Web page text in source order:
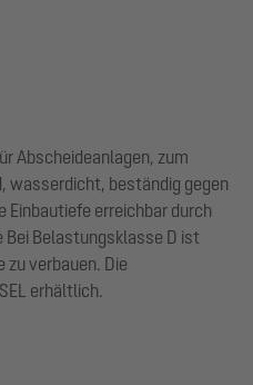
Abscheideanlagen, zum
wasserdicht, beständig gegen
Einbautiefe erreichbar durch
Bei Belastungsklasse D ist
verbauen. Die
erhältlich.